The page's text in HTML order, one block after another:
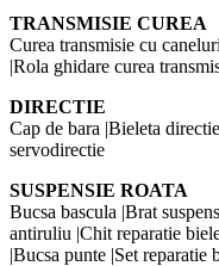
TRANSMISIE CUREA
Curea transmisie cu
|Rola ghidare curea
DIRECTIE
Cap de bara |Bieleta
servodirectie
SUSPENSIE ROATA
Bucsa bascula |Brat
antiruliu |Chit reparatie
|Bucsa punte |Set reparatie